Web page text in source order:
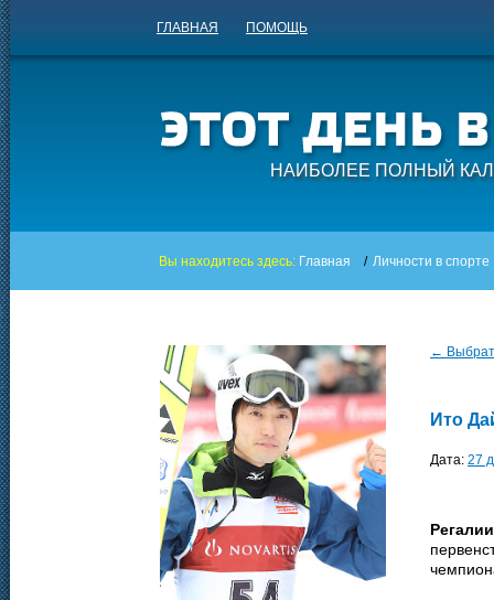
ГЛАВНАЯ ПОМОЩЬ
НАИБОЛЕЕ ПОЛНЫЙ
Вы находитесь здесь: Главная / Личности в спорте
←
Ито
Дата: 27